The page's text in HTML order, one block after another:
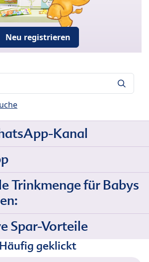
Neu registrieren
Kanal
Trinkmenge für Babys
Spar-Vorteile
Häufig geklickt